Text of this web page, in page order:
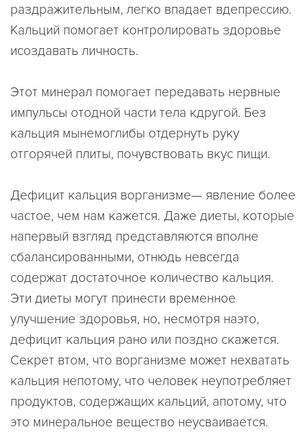
раздражительным, легко впадает вдепрессию.
Кальций помогает контролировать здоровье
исоздавать личность.
Этот минерал помогает передавать нервные
импульсы отодной части тела кдругой. Без
кальция мынемоглибы отдернуть руку
отгорячей плиты, почувствовать вкус пищи.
Дефицит кальция ворганизме— явление более
частое, чем нам кажется. Даже диеты, которые
напервый взгляд представляются вполне
сбалансированными, отнюдь невсегда
содержат достаточное количество кальция.
Эти диеты могут принести временное
улучшение здоровья, но, несмотря наэто,
дефицит кальция рано или поздно скажется.
Секрет втом, что ворганизме может нехватать
кальция непотому, что человек неупотребляет
продуктов, содержащих кальций, апотому, что
это минеральное вещество неусваивается.